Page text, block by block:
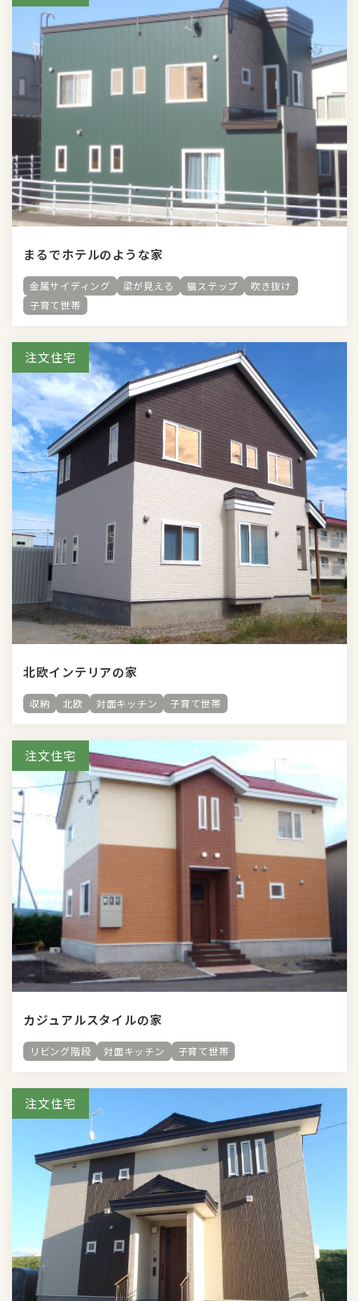
まるでホテルのような家
金属サイディング 梁が見える 猫ステップ
吹き抜け
子育て世帯
北欧インテリアの家
収納 北欧 対面キッチン 子育て世帯
注文住宅
カジュアルスタイルの家
リビング階段 対面キッチン 子育て世帯
注文住宅
注文住宅